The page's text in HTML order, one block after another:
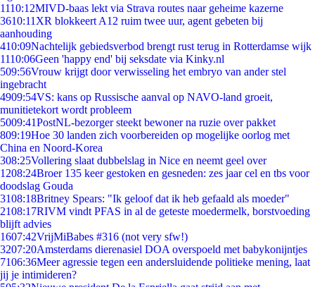
1110:12MIVD-baas lekt via Strava routes naar geheime kazerne
3610:11 XR blokkeert A12 ruim twee uur, agent gebeten bij
aanhouding
410:09Nachtelijk gebiedsverbod brengt rust terug in Rotterdamse wijk
1110:06Geen 'happy end' bij seksdate via Kinky.nl
509:56Vrouw krijgt door verwisseling het embryo van ander stel
ingebracht
4909:54VS: kans op Russische aanval op NAVO-land groeit,
munitietekort wordt probleem
5009:41PostNL-bezorger steekt bewoner na ruzie over pakket
809:19Hoe 30 landen zich voorbereiden op mogelijke oorlog met
China en Noord-Korea
308:25Vollering slaat dubbelslag in Nice en neemt geel over
1208:24Broer 135 keer gestoken en gesneden: zes jaar cel en tbs voor
doodslag Gouda
3108:18Britney Spears: "Ik geloof dat ik heb gefaald als moeder"
2108:17RIVM vindt PFAS in al de geteste moedermelk, borstvoeding
blijft advies
1607:42VrijMiBabes #316 (not very sfw!)
3207:20Amsterdams dierenasiel DOA overspoeld met babykonijntjes
7106:36Meer agressie tegen een andersluidende politieke mening, laat
jij je intimideren?